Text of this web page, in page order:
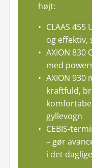
højt:
CLAAS 455
og effektiv,
AXION 830
med
AXION 930
kraftfuld,
gyllevogn
CEBIS-
– gør
i det daglige